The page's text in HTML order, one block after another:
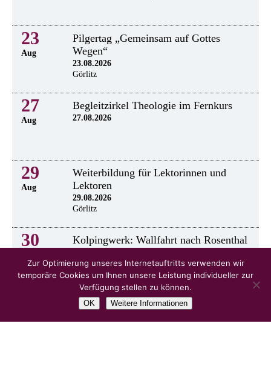
23
Aug
Pilgertag „Gemeinsam auf Gottes
Wegen“
23.08.2026
Görlitz
27
Aug
Begleitzirkel Theologie im Fernkurs
27.08.2026
29
Aug
Weiterbildung für Lektorinnen und
Lektoren
29.08.2026
Görlitz
30 Kolpingwerk: Wallfahrt nach Rosenthal
alle Veranstaltungen
Zur Optimierung unseres Internetauftritts verwenden wir
temporäre Cookies um Ihnen unsere Leistung individueller zur
Verfügung stellen zu können.
OK Weitere Informationen